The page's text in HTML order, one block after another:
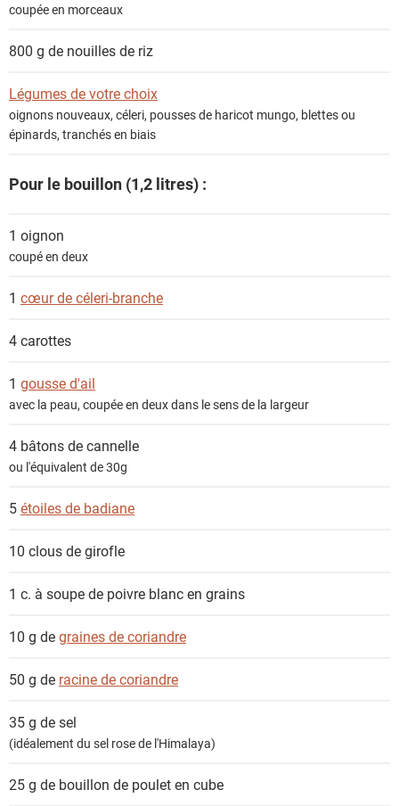
e
n
s
coupée en morceaux
800 g de nouilles de riz
Légumes de votre choix
oignons nouveaux, céleri, pousses de haricot mungo, blettes ou
épinards, tranchés en biais
Pour le bouillon (1,2 litres) :
1 oignon
coupé en deux
1 cœur de céleri-branche
4carottes
1 gousse d'ail
avec la peau, coupée en deux dans le sens de la largeur
4 bâtons de cannelle
ou l'équivalent de 30g
5étoiles de badiane
10 clous de girofle
1 c. à soupe de poivre blanc en grains
10 g degraines de coriandre
50 g de racine de coriandre
35 g desel
(idéalement du sel rose de l'Himalaya)
25 g de bouillon de poulet en cube